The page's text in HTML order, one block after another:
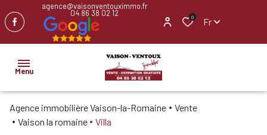
agence@vaisonventouximmo.fr
04 86 38 02 12 0 Fr
Menu
ACCUEIL
Agence immobilière Vaison-la-Romaine
Vente
Vaison la romaine
Villa